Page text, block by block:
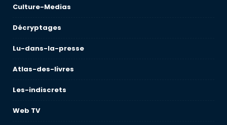
Culture-Medias
Décryptages
Lu-dans-la-presse
Atlas-des-livres
Les-indiscrets
Web TV